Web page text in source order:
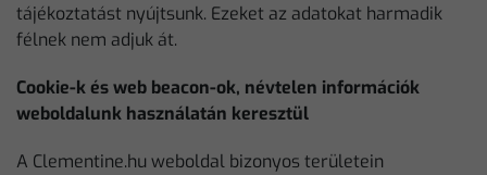
tájékoztatást nyújtsunk. Ezeket az adatokat harmadik
félnek nem adjuk át.
Cookie-k és web beacon-ok, névtelen információk
weboldalunk használatán keresztül
A Clementine.hu weboldal bizonyos területein